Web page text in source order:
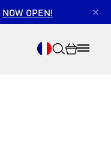
NOW OPEN! ×